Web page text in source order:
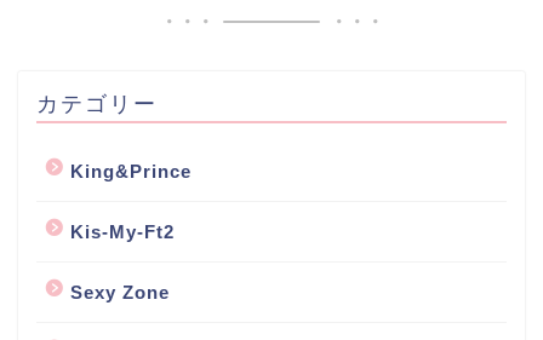
カテゴリー
King&Prince
Kis-My-Ft2
Sexy Zone